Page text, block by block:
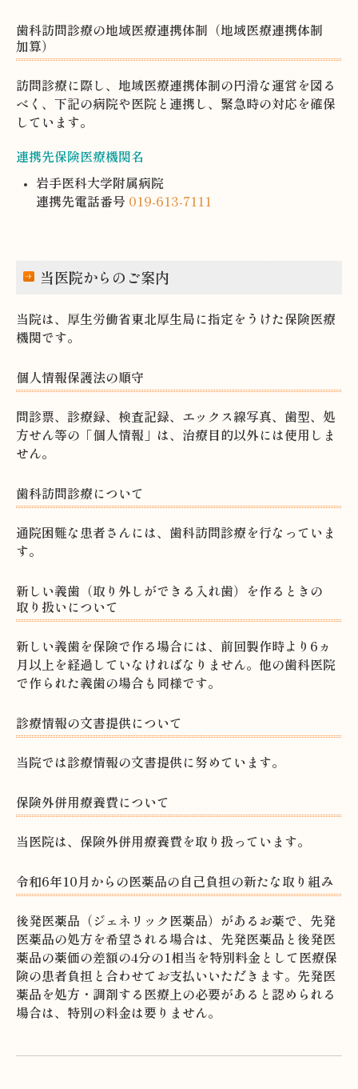
歯科訪問診療の地域医療連携体制（地域医療連携体制
加算）
訪問診療に際し、地域医療連携体制の円滑な運営を図る
べく、下記の病院や医院と連携し、緊急時の対応を確保
しています。
連携先保険医療機関名
岩手医科大学附属病院
連携先電話番号 019-613-7111
当医院からのご案内
当院は、厚生労働省東北厚生局に指定をうけた保険医療
機関です。
個人情報保護法の順守
問診票、診療録、検査記録、エックス線写真、歯型、処
方せん等の「個人情報」は、治療目的以外には使用しま
せん。
歯科訪問診療について
通院困難な患者さんには、歯科訪問診療を行なっていま
す。
新しい義歯（取り外しができる入れ歯）を作るときの
取り扱いについて
新しい義歯を保険で作る場合には、前回製作時より6ヵ
月以上を経過していなければなりません。他の歯科医院
で作られた義歯の場合も同様です。
診療情報の文書提供について
当院では診療情報の文書提供に努めています。
保険外併用療養費について
当医院は、保険外併用療養費を取り扱っています。
令和6年10月からの医薬品の自己負担の新たな取り組み
後発医薬品（ジェネリック医薬品）があるお薬で、先発
医薬品の処方を希望される場合は、先発医薬品と後発医
薬品の薬価の差額の4分の1相当を特別料金として医療保
険の患者負担と合わせてお支払いいただきます。先発医
薬品を処方・調剤する医療上の必要があると認められる
場合は、特別の料金は要りません。